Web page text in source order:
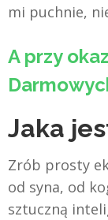
mi puchnie,
A przy
Jaka
Zrób prosty
od syna, od
sztuczną